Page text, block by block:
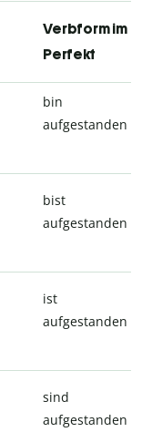
Verbform im
Perfekt
bin
aufgestanden
bist
aufgestanden
ist
aufgestanden
sind
aufgestanden